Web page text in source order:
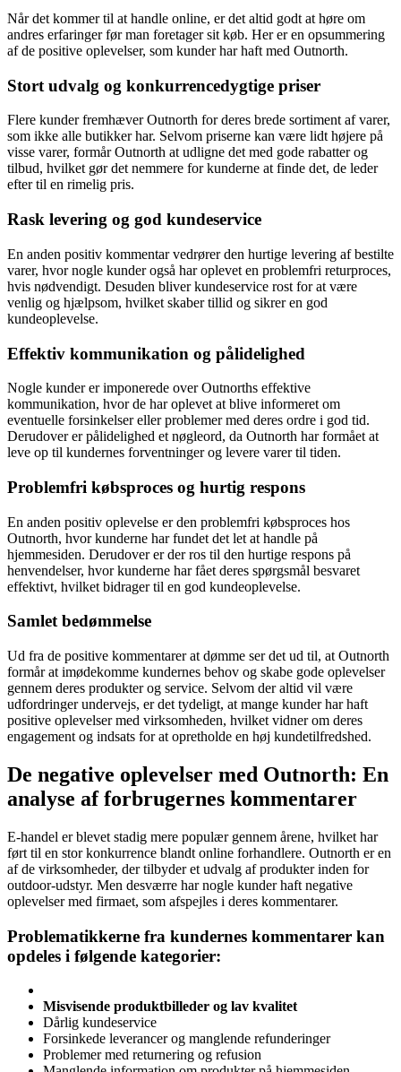
Når det kommer til at handle online, er det altid godt at høre om
andres erfaringer før man foretager sit køb. Her er en opsummering
af de positive oplevelser, som kunder har haft med Outnorth.
Stort udvalg og konkurrencedygtige priser
Flere kunder fremhæver Outnorth for deres brede sortiment af varer,
som ikke alle butikker har. Selvom priserne kan være lidt højere på
visse varer, formår Outnorth at udligne det med gode rabatter og
tilbud, hvilket gør det nemmere for kunderne at finde det, de leder
efter til en rimelig pris.
Rask levering og god kundeservice
En anden positiv kommentar vedrører den hurtige levering af bestilte
varer, hvor nogle kunder også har oplevet en problemfri returproces,
hvis nødvendigt. Desuden bliver kundeservice rost for at være
venlig og hjælpsom, hvilket skaber tillid og sikrer en god
kundeoplevelse.
Effektiv kommunikation og pålidelighed
Nogle kunder er imponerede over Outnorths effektive
kommunikation, hvor de har oplevet at blive informeret om
eventuelle forsinkelser eller problemer med deres ordre i god tid.
Derudover er pålidelighed et nøgleord, da Outnorth har formået at
leve op til kundernes forventninger og levere varer til tiden.
Problemfri købsproces og hurtig respons
En anden positiv oplevelse er den problemfri købsproces hos
Outnorth, hvor kunderne har fundet det let at handle på
hjemmesiden. Derudover er der ros til den hurtige respons på
henvendelser, hvor kunderne har fået deres spørgsmål besvaret
effektivt, hvilket bidrager til en god kundeoplevelse.
Samlet bedømmelse
Ud fra de positive kommentarer at dømme ser det ud til, at Outnorth
formår at imødekomme kundernes behov og skabe gode oplevelser
gennem deres produkter og service. Selvom der altid vil være
udfordringer undervejs, er det tydeligt, at mange kunder har haft
positive oplevelser med virksomheden, hvilket vidner om deres
engagement og indsats for at opretholde en høj kundetilfredshed.
De negative oplevelser med Outnorth: En
analyse af forbrugernes kommentarer
E-handel er blevet stadig mere populær gennem årene, hvilket har
ført til en stor konkurrence blandt online forhandlere. Outnorth er en
af de virksomheder, der tilbyder et udvalg af produkter inden for
outdoor-udstyr. Men desværre har nogle kunder haft negative
oplevelser med firmaet, som afspejles i deres kommentarer.
Problematikkerne fra kundernes kommentarer kan
opdeles i følgende kategorier:
Misvisende produktbilleder og lav kvalitet
Dårlig kundeservice
Forsinkede leverancer og manglende refunderinger
Problemer med returnering og refusion